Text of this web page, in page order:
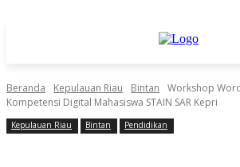
Beranda Kepulauan Riau Bintan
Workshop
Kompetensi Digital Mahasiswa STAIN SAR Kepri
Kepulauan Riau Bintan Pendidikan